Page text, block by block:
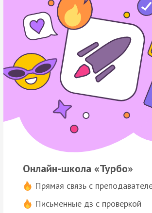
Онлайн-школа «Турбо»
Прямая связь с
Письменные дз с проверкой